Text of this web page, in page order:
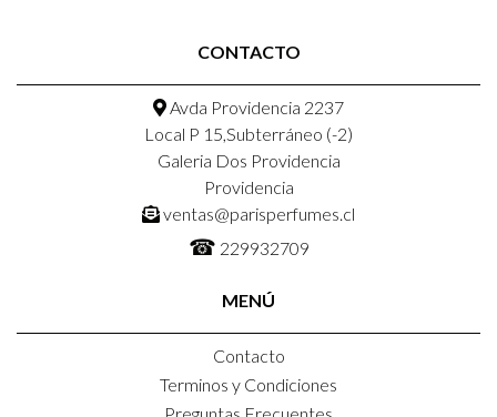
CONTACTO
Avda Providencia 2237
Local P 15,Subterráneo (-2)
Galeria Dos Providencia
Providencia
ventas@parisperfumes.cl
☎ 229932709
MENÚ
Contacto
Terminos y Condiciones